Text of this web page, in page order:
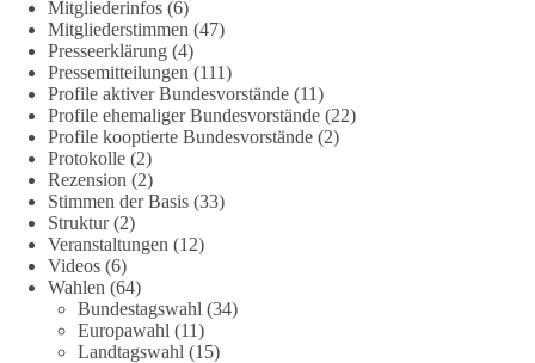
2 Tage(n) zuvor
🕊 Wir wollen den Krieg mit Russland nicht!
Am 20. Juni 2026 fand in Berlin am Brandenburger Tor die
Demonstration mit dem Motto „Russland ist nicht unser
Feind“ statt.
Hier ein Auszug aus der Rede von der
Bundestagsabgeordneten Sevim Dağdelen (BSW).
„Wir müssen Nein sagen zu diesem stinkenden
Revanchismus!“
Mitgliederinfos (6)
Mitgliederstimmen (47)
Presseerklärung (4)
Pressemitteilungen (111)
Profile aktiver Bundesvorstände (11)
Profile ehemaliger Bundesvorstände (22)
Profile kooptierte Bundesvorstände (2)
Protokolle (2)
Rezension (2)
Stimmen der Basis (33)
Struktur(2)
Veranstaltungen (12)
Videos (6)
Wahlen (64)
Bundestagswahl (34)
Europawahl (11)
Landtagswahl (15)